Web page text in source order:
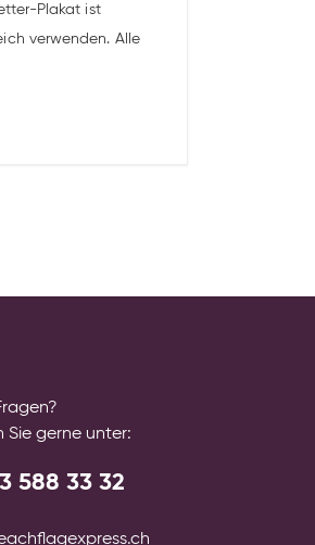
Plakat ist
verwenden. Alle
Sie gerne unter:
588 33 32